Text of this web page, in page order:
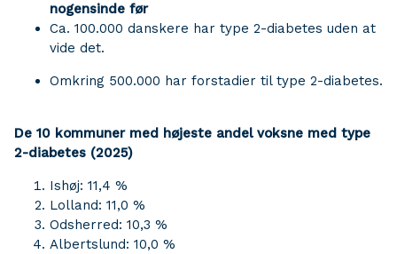
nogensinde før
Ca. 100.000 danskere har type 2-diabetes uden at
vide det.
Omkring 500.000 har forstadier til type 2-diabetes.
De 10 kommuner med højeste andel voksne med type
2-diabetes (2025)
Ishøj: 11,4 %
Lolland: 11,0 %
Odsherred: 10,3 %
Albertslund: 10,0 %